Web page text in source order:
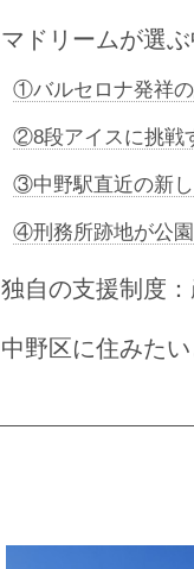
マドリームが選
①バルセロナ発祥の
②8段アイスに挑戦
③中野駅直近の新し
④刑務所跡地が公園
独自の支援制度
中野区に住みた